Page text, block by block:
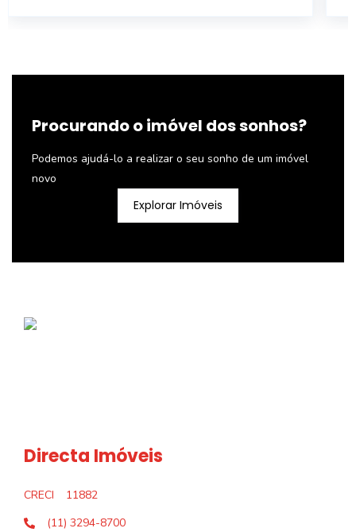
Procurando o imóvel dos sonhos?
Podemos ajudá-lo a realizar o seu sonho de um imóvel
novo
Explorar Imóveis
Directa Imóveis
CRECI
11882
(11) 3294-8700